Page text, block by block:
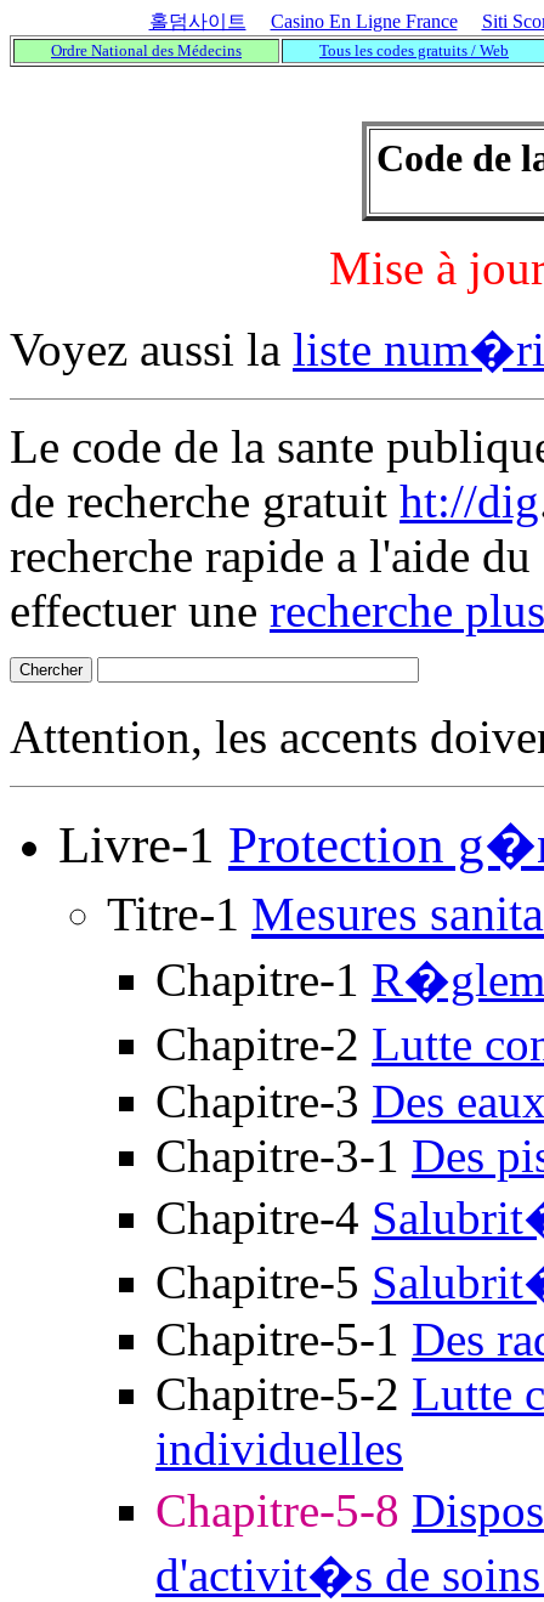
홀덤사이트 Casino En Ligne France Siti
Ordre National des Médecins Tous les codes gratuits / Web
Code de
Mise à
Voyez aussi la liste
Le code de la sante
de recherche gratuit ht://dig
recherche rapide a l'aide
effectuer une recherche
Attention, les accents
Livre-1 Protection
Titre-1 Mesures
Chapitre-1
Chapitre-2 Lutte
Chapitre-3 Des
Chapitre-3-1 Des
Chapitre-4
Chapitre-5
Chapitre-5-1 Des
Chapitre-5-2 Lutte
individuelles
Chapitre-5-8
d'activit�s de